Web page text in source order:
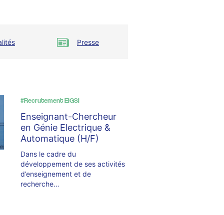
Presse
#Recrutement EIGSI
Enseignant-Chercheur
en Génie Electrique &
Automatique (H/F)
Dans le cadre du
développement de ses activités
d’enseignement et de
recherche…